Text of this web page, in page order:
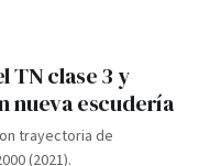
TN clase 3 y
nueva escudería
trayectoria de
(2021).